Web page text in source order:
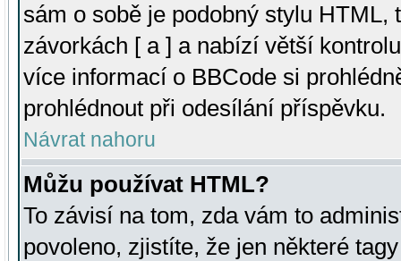
sám o sobě je podobný stylu HTML,
závorkách [ a ] a nabízí větší
více informací o BBCode si
prohlédnout při odesílání příspěvku.
Návrat nahoru
Můžu používat HTML?
To závisí na tom, zda vám to
povoleno, zjistíte, že jen některé